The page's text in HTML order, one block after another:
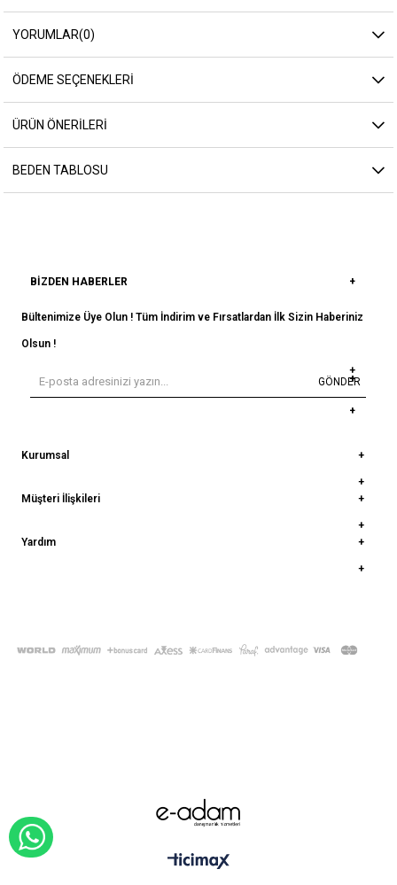
YORUMLAR(0)
ÖDEME SEÇENEKLERI
ÜRÜN ÖNERILERI
BEDEN TABLOSU
BIZDEN HABERLER
Bültenimize Üye Olun ! Tüm İndirim ve Fırsatlardan İlk Sizin Haberiniz
Olsun !
GÖNDER
Kurumsal
Müşteri İlişkileri
Yardım